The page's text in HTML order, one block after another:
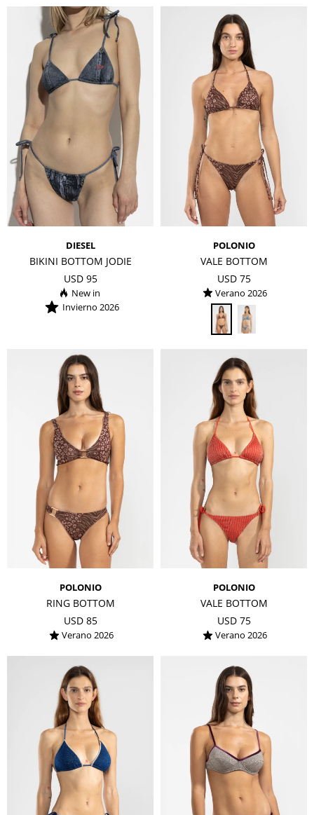
DIESEL
BIKINI BOTTOM JODIE
USD 95
Invierno 2026
POLONIO
VALE BOTTOM
USD 75
Verano 2026
POLONIO
RING BOTTOM
USD 85
Verano 2026
POLONIO
VALE BOTTOM
USD 75
Verano 2026